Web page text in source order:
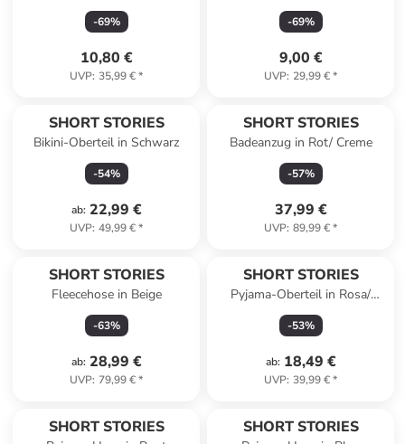
-69%
10,80 €
UVP: 35,99 €*
-69%
9,00 €
UVP: 29,99 €*
SHORT STORIES
Bikini-Oberteil in Schwarz
-54%
ab: 22,99 €
UVP: 49,99 €*
SHORT STORIES
Badeanzug in Rot/ Creme
-57%
37,99 €
UVP: 89,99 €*
SHORT STORIES
Fleecehose in Beige
-63%
ab: 28,99 €
UVP: 79,99 €*
SHORT STORIES
Pyjama-Oberteil in Rosa/
Schwarz
-53%
ab: 18,49 €
UVP: 39,99 €*
SHORT STORIES SHORT STORIES